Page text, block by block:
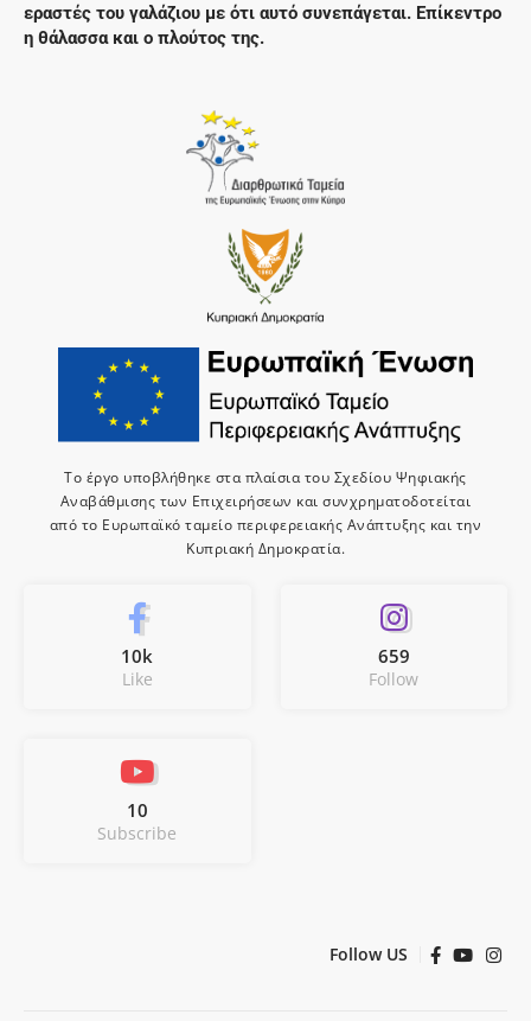
εραστές του γαλάζιου με ότι αυτό συνεπάγεται. Επίκεντρο
η θάλασσα και ο πλούτος της.
Το έργο υποβλήθηκε στα πλαίσια του Σχεδίου Ψηφιακής
Αναβάθμισης των Επιχειρήσεων και συνχρηματοδοτείται
από το Ευρωπαϊκό ταμείο περιφερειακής Ανάπτυξης και την
Κυπριακή Δημοκρατία.
10k
Like
659
Follow
10
Subscribe
Follow US